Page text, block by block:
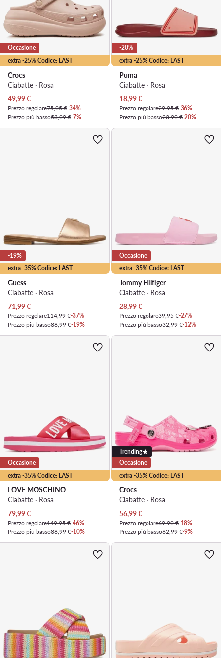
extra -25% Codice: LAST
Occasione
Crocs
Ciabatte · Rosa
Prezzo attuale
49,99€
Prezzo regolare75,95 €-34%
Prezzo più basso53,99 €-7%
extra -25% Codice: LAST
-20%
Puma
Ciabatte · Rosa
Prezzo attuale
18,99€
Prezzo regolare29,95 €-36%
Prezzo più basso23,99 €-20%
extra -35% Codice: LAST
-19%
Guess
Ciabatte · Rosa
Prezzo attuale
71,99€
Prezzo regolare114,99 €-37%
Prezzo più basso88,99 €-19%
extra -35% Codice: LAST
Occasione
Tommy Hilfiger
Ciabatte · Rosa
Prezzo attuale
28,99€
Prezzo regolare39,95 €-27%
Prezzo più basso32,99 €-12%
extra -35% Codice: LAST
Occasione
LOVE MOSCHINO
Ciabatte · Rosa
Prezzo attuale
79,99€
Prezzo regolare149,95 €-46%
Prezzo più basso88,99 €-10%
extra -35% Codice: LAST
Trending
Occasione
Crocs
Ciabatte · Rosa
Prezzo attuale
56,99€
Prezzo regolare69,99 €-18%
Prezzo più basso62,99 €-9%